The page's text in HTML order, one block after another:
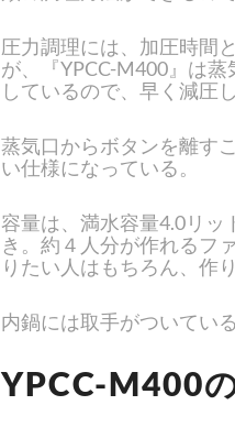
圧力調理には、加圧時間
が、『YPCC-M400』は
しているので、早く減圧
蒸気口からボタンを離す
い仕様になっている。
容量は、満水容量4.0リッ
き。約４人分が作れるフ
りたい人はもちろん、作
内鍋には取手がついてい
YPCC-M400